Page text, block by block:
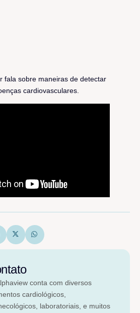
fala sobre maneiras de detectar
cardiovasculares.
conta com diversos
cardiológicos,
laboratoriais, e muitos